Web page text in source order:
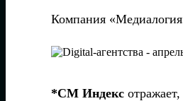
Компания
*СМ Индекс